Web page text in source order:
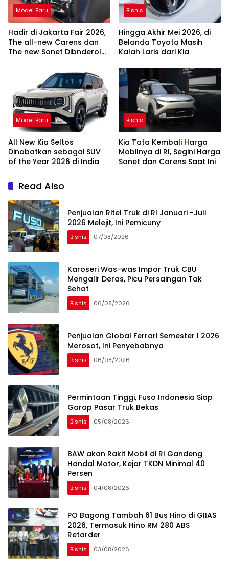
Model Baru
Hadir di Jakarta Fair 2026,
The all-new Carens dan
The new Sonet Dibnderol
Bisnis
Hingga Akhir Mei 2026, di
Belanda Toyota Masih
Kalah Laris dari Kia
Model Baru
All New Kia Seltos
Dinobatkan sebagai SUV
of the Year 2026 di India
Bisnis
Kia Tata Kembali Harga
Mobilnya di RI, Segini Harga
Sonet dan Carens Saat Ini
Read Also
Penjualan Ritel Truk di RI Januari -Juli
2026 Melejit, Ini Pemicuny
Bisnis 07/08/2026
Karoseri Was-was Impor Truk CBU
Mengalir Deras, Picu Persaingan Tak
Sehat
Bisnis 06/08/2026
Penjualan Global Ferrari Semester I 2026
Merosot, Ini Penyebabnya
Bisnis 06/08/2026
Permintaan Tinggi, Fuso Indonesia Siap
Garap Pasar Truk Bekas
Bisnis 05/08/2026
BAW akan Rakit Mobil di RI Gandeng
Handal Motor, Kejar TKDN Minimal 40
Persen
Bisnis 04/08/2026
PO Bagong Tambah 61 Bus Hino di GIIAS
2026, Termasuk Hino RM 280 ABS
Retarder
Bisnis 03/08/2026